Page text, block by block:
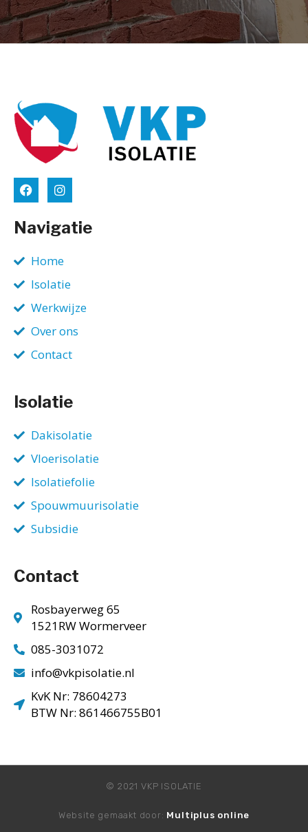
Navigatie
Home
Isolatie
Werkwijze
Over ons
Contact
Isolatie
Dakisolatie
Vloerisolatie
Isolatiefolie
Spouwmuurisolatie
Subsidie
Contact
Rosbayerweg 65
1521RW Wormerveer
085-3031072
info@vkpisolatie.nl
KvK Nr: 78604273
BTW Nr: 861466755B01
© 2021 VKP ISOLATIE
Website gemaakt door: Multiplus online